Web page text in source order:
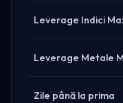
Leverage Indici
Leverage Metale
Zile până la prima